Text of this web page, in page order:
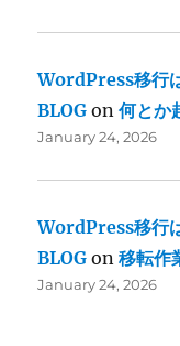
WordPress移行
BLOG on何とか
January 24, 2026
WordPress移行
BLOG on移転作
January 24, 2026